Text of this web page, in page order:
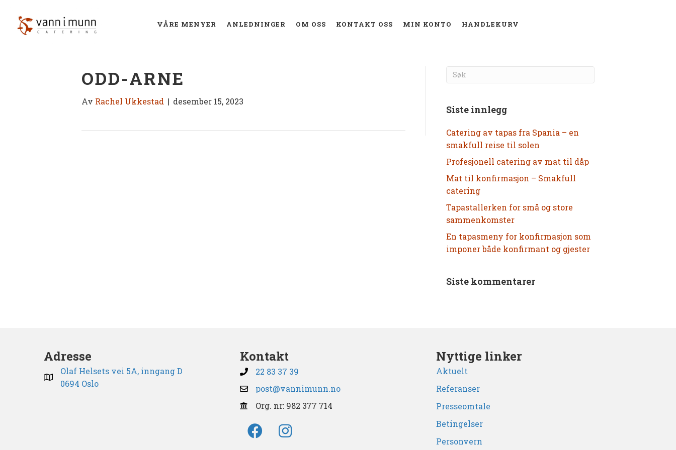
VÅRE MENYER ANLEDNINGER OM OSS KONTAKT OSS MIN KONTO HANDLEKURV
ODD-ARNE
Av Rachel Ukkestad | desember 15, 2023
Siste innlegg
Catering av tapas fra Spania – en
smakfull reise til solen
Profesjonell catering av mat til dåp
Mat til konfirmasjon – Smakfull
catering
Tapastallerken for små og store
sammenkomster
En tapasmeny for konfirmasjon som
imponer både konfirmant og gjester
Siste kommentarer
Adresse
Olaf Helsets vei 5A, inngang D
0694 Oslo
Kontakt
22 83 37 39
post@vannimunn.no
Org. nr: 982 377 714
Nyttige linker
Aktuelt
Referanser
Presseomtale
Betingelser
Personvern